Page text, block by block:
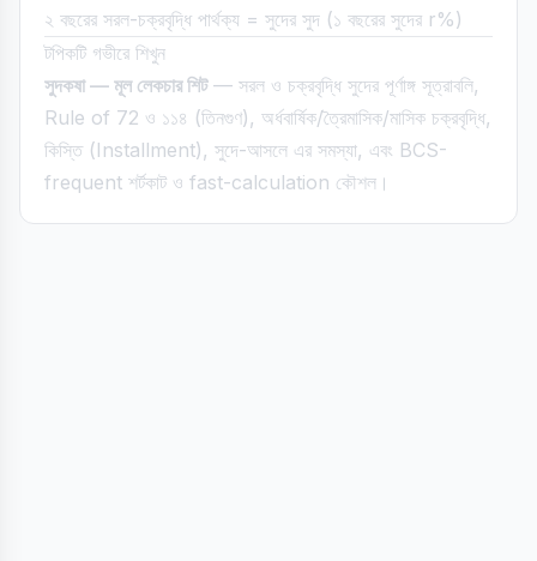
২ বছরের সরল-চক্রবৃদ্ধি পার্থক্য = সুদের সুদ (১ বছরের সুদের r%)
টপিকটি গভীরে শিখুন
সুদকষা — মূল লেকচার শিট— সরল ও চক্রবৃদ্ধি সুদের পূর্ণাঙ্গ সূত্রাবলি,
Rule of 72 ও ১১৪ (তিনগুণ), অর্ধবার্ষিক/ত্রৈমাসিক/মাসিক চক্রবৃদ্ধি,
কিস্তি (Installment), সুদে-আসলে এর সমস্যা, এবং BCS-
frequent শর্টকাট ও fast-calculation কৌশল।